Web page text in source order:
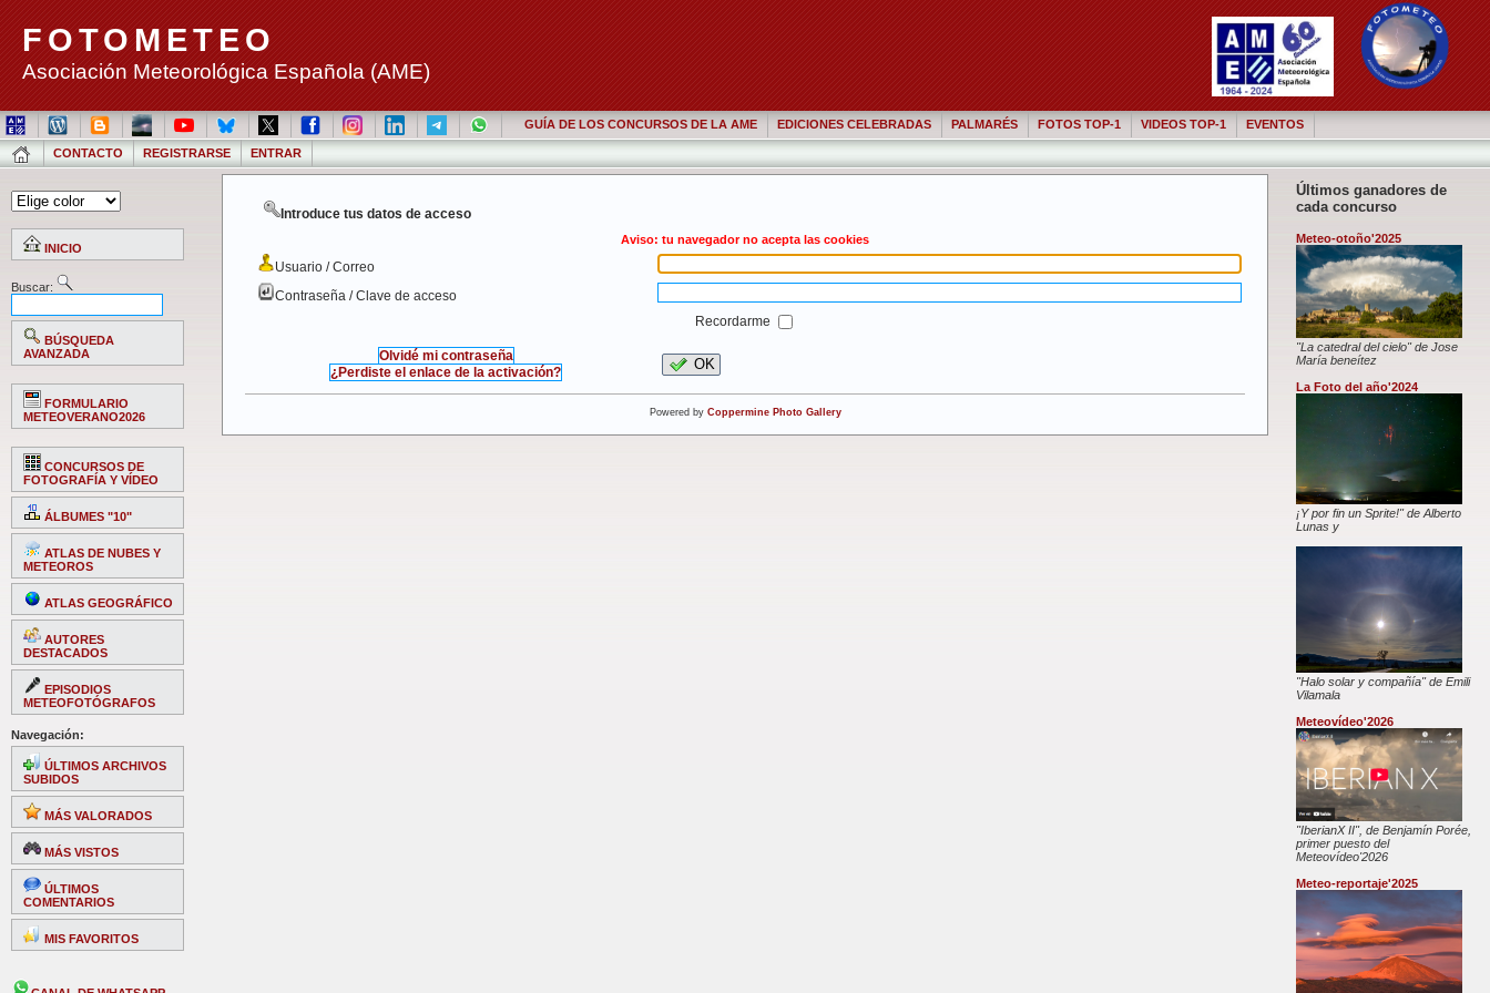
FOTOMETEO
Asociación Meteorológica Española (AME)
GUÍA DE LOS CONCURSOS DE LA AME EDICIONES CELEBRADAS PALMARÉS FOTOS TOP-1 VIDEOS TOP-1 EVENTOS
CONTACTO REGISTRARSE ENTRAR
INICIO
Buscar:
BÚSQUEDA
AVANZADA
FORMULARIO
METEOVERANO2026
CONCURSOS DE
FOTOGRAFÍA Y VÍDEO
ÁLBUMES "10"
ATLAS DE NUBES Y
METEOROS
ATLAS GEOGRÁFICO
AUTORES
DESTACADOS
EPISODIOS
METEOFOTÓGRAFOS
Navegación:
ÚLTIMOS ARCHIVOS
SUBIDOS
MÁS VALORADOS
MÁS VISTOS
ÚLTIMOS
COMENTARIOS
MIS FAVORITOS
Últimos ganadores de
cada concurso
Meteo-otoño'2025
"La catedral del cielo" de Jose
María beneítez
La Foto del año'2024
¡Y por fin un Sprite!" de Alberto
Lunas y
"Halo solar y compañía" de Emili
Vilamala
Meteovídeo'2026
"IberianX II", de Benjamín Porée,
primer puesto del
Meteovídeo'2026
Meteo-reportaje'2025
Introduce tus datos de acceso
Aviso: tu navegador no acepta las cookies
Usuario / Correo
Contraseña / Clave de acceso
Recordarme
Olvidé mi contraseña
¿Perdiste el enlace de la activación?
OK
Powered by Coppermine Photo Gallery